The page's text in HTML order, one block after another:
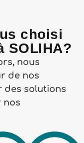
choisi
SOLIHA?
nous
de nos
solutions
nos